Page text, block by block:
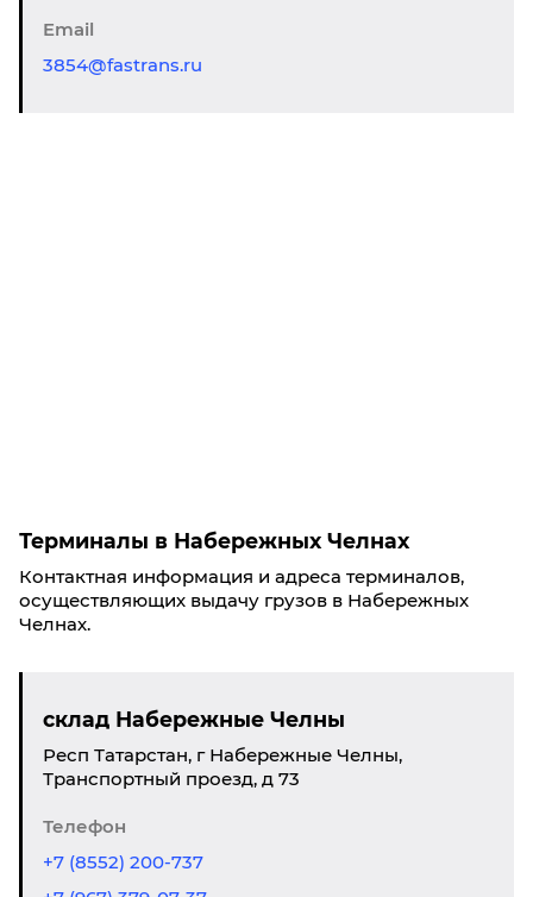
Email
3854@fastrans.ru
Терминалы в Набережных Челнах
Контактная информация и адреса терминалов,
осуществляющих выдачу грузов в Набережных
Челнах.
склад Набережные Челны
Респ Татарстан, г Набережные Челны,
Транспортный проезд, д 73
Телефон
+7 (8552) 200-737